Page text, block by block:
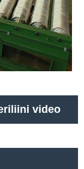
video